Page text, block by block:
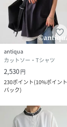
antiqua
カットソー・Tシャツ
2,530円
230ポイント(10%ポイント
バック)